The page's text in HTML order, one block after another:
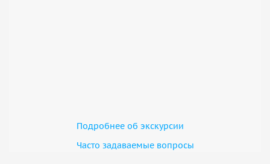
Подробнее об экскурсии
Часто задаваемые вопросы